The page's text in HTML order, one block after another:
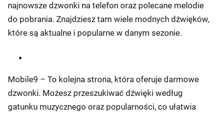
najnowsze dzwonki na telefon oraz polecane melodie
do pobrania. Znajdziesz tam wiele modnych dźwięków,
które są aktualne i popularne w danym sezonie.
Mobile9 – To kolejna strona, która oferuje darmowe
dzwonki. Możesz przeszukiwać dźwięki według
gatunku muzycznego oraz popularności, co ułatwia